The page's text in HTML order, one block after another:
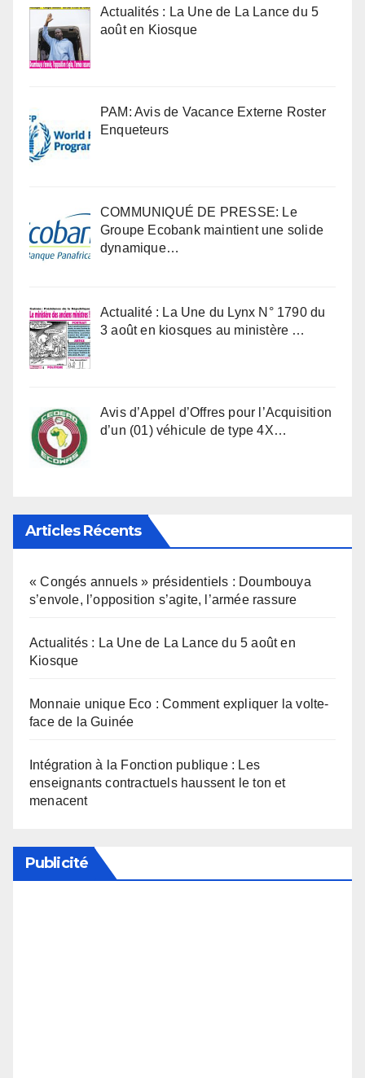
Actualités : La Une de La Lance du 5
août en Kiosque
PAM: Avis de Vacance Externe Roster
Enqueteurs
COMMUNIQUÉ DE PRESSE: Le
Groupe Ecobank maintient une solide
dynamique…
Actualité : La Une du Lynx N° 1790 du
3 août en kiosques au ministère …
Avis d’Appel d’Offres pour l’Acquisition
d’un (01) véhicule de type 4X…
Articles Récents
« Congés annuels » présidentiels : Doumbouya
s’envole, l’opposition s’agite, l’armée rassure
Actualités : La Une de La Lance du 5 août en
Kiosque
Monnaie unique Eco : Comment expliquer la volte-
face de la Guinée
Intégration à la Fonction publique : Les
enseignants contractuels haussent le ton et
menacent
Publicité